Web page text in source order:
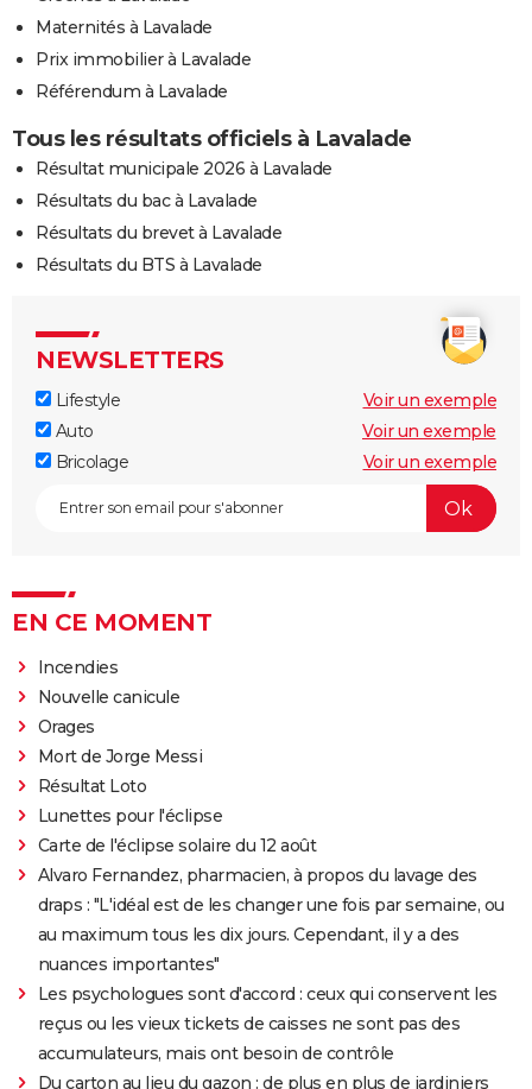
Maternités à Lavalade
Prix immobilier à Lavalade
Référendum à Lavalade
Tous les résultats officiels à Lavalade
Résultat municipale 2026 à Lavalade
Résultats du bac à Lavalade
Résultats du brevet à Lavalade
Résultats du BTS à Lavalade
NEWSLETTERS
Lifestyle
Voir un exemple
Auto
Voir un exemple
Bricolage
Voir un exemple
EN CE MOMENT
Incendies
Nouvelle canicule
Orages
Mort de Jorge Messi
Résultat Loto
Lunettes pour l'éclipse
Carte de l'éclipse solaire du 12 août
Alvaro Fernandez, pharmacien, à propos du lavage des
draps : "L'idéal est de les changer une fois par semaine, ou
au maximum tous les dix jours. Cependant, il y a des
nuances importantes"
Les psychologues sont d'accord : ceux qui conservent les
reçus ou les vieux tickets de caisses ne sont pas des
accumulateurs, mais ont besoin de contrôle
Du carton au lieu du gazon : de plus en plus de jardiniers